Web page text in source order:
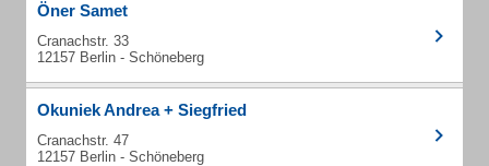
Öner Samet
Cranachstr. 33
12157 Berlin - Schöneberg
Okuniek Andrea + Siegfried
Cranachstr. 47
12157 Berlin - Schöneberg